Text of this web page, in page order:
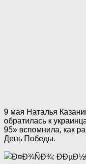
9 мая Наталья
обратилась к
95» вспомнила, как
День Победы.